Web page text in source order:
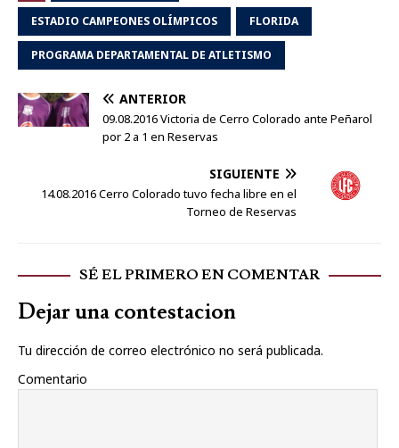
ESTADIO CAMPEONES OLÍMPICOS FLORIDA
PROGRAMA DEPARTAMENTAL DE ATLETISMO
ANTERIOR
09.08.2016 Victoria de Cerro Colorado ante Peñarol
por 2 a 1 en Reservas
SIGUIENTE
14.08.2016 Cerro Colorado tuvo fecha libre en el
Torneo de Reservas
SÉ EL PRIMERO EN COMENTAR
Dejar una contestacion
Tu dirección de correo electrónico no será publicada.
Comentario